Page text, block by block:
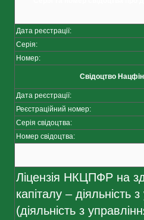
Дата реєстрації:
Серія:
Номер:
Свідоцтво
Дата реєстрації:
Реєстраційний номер:
Серія свідоцтва:
Номер свідоцтва:
Ліцензія НКЦПФР на
капіталу – діяльність
(діяльність з